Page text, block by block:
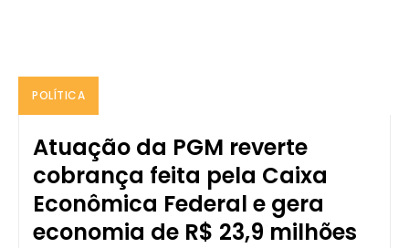
POLÍTICA
Atuação da PGM reverte
cobrança feita pela Caixa
Econômica Federal e gera
economia de R$ 23,9 milhões